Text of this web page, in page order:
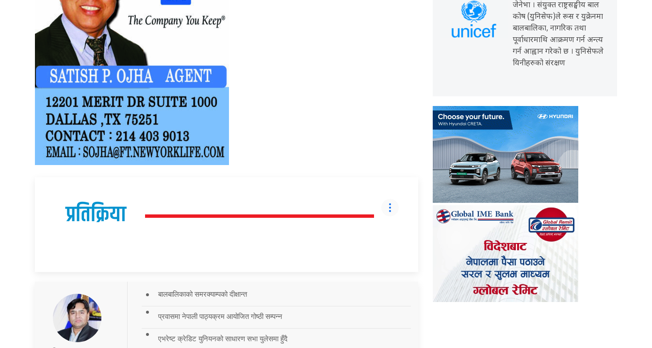
प्रतिक्रिया
बालबालिकाको समरक्याम्पको दीक्षान्त
प्रवासमा नेपाली पाठ्यक्रम आयोजित गोष्ठी सम्पन्न
एभरेष्ट क्रेडिट युनियनको साधारण सभा युलेसमा हुँदै
जेनेभा । संयुक्त राष्ट्रसङ्घीय बाल
कोष (युनिसेफ)ले रूस र युक्रेनमा
बालबालिका, नागरिक तथा
पूर्वाधारमाथि आक्रमण गर्न अन्त्य
गर्न आह्वान गरेको छ । युनिसेफले
यिनीहरुको संरक्षण